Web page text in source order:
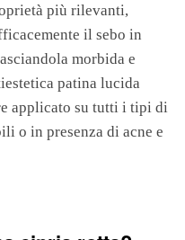
più rilevanti,
il sebo in
morbida e
patina lucida
applicato su tutti i tipi di
o in presenza di acne e